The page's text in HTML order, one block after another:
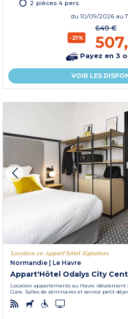
2 pièces 4 pers.
du 10/09/2026 au
-21%
649 €
Payez en 3
VOIR LES
Location en Appart'hôtel Signature
Normandie
Le Havre
Appart'Hôtel Odalys City
Location appartements au Havre idéalement
Gare. Salles de séminaires et service petit